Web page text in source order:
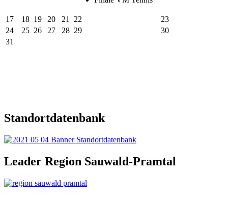
17 18 19 20 21 22
23
24
25 26 27 28 29
30
31
Standortdatenbank
Leader Region Sauwald-Pramtal